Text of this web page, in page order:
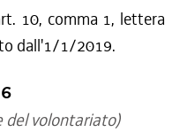
10, comma 1, lettera
dall'1/1/2019.
del volontariato)